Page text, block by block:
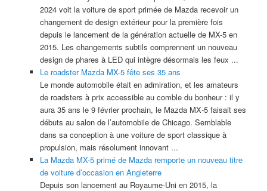
2024 voit la voiture de sport primée de Mazda recevoir un
changement de design extérieur pour la première fois
depuis le lancement de la génération actuelle de MX-5 en
2015. Les changements subtils comprennent un nouveau
design de phares à LED qui intègre désormais les feux ...
Le roadster Mazda MX-5 fête ses 35 ans
Le monde automobile était en admiration, et les amateurs
de roadsters à prix accessible au comble du bonheur : il y
aura 35 ans le 9 février prochain, le Mazda MX‑5 faisait ses
débuts au salon de l’automobile de Chicago. Semblable
dans sa conception à une voiture de sport classique à
propulsion, mais résolument innovant ...
La Mazda MX-5 primé de Mazda remporte un nouveau titre
de voiture d’occasion en Angleterre
Depuis son lancement au Royaume-Uni en 2015, la